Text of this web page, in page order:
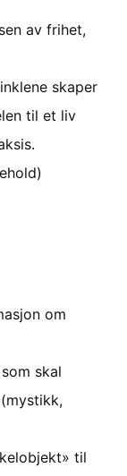
av frihet,
skaper
til et liv
om
skal
til